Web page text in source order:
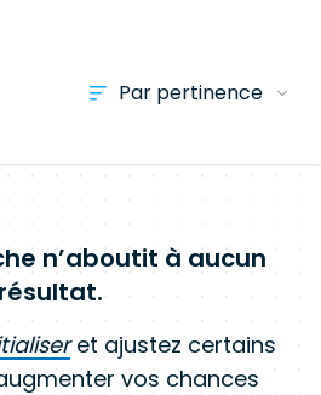
n’aboutit à aucun
résultat.
et ajustez certains
vos chances